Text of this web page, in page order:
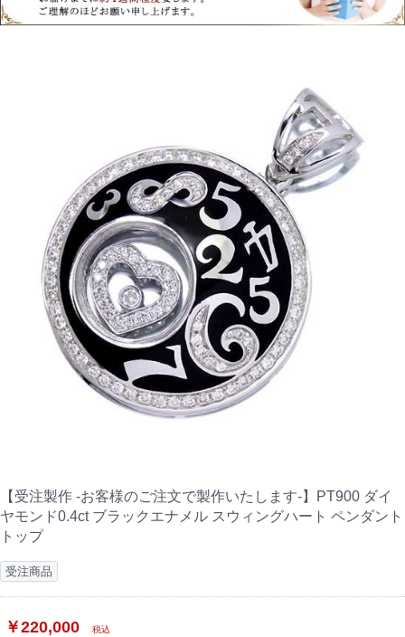
【受注製作 -お客様のご注文で製作いたします-】PT900 ダイ
ヤモンド0.4ct ブラックエナメル スウィングハート ペンダント
トップ
受注商品
￥220,000 税込